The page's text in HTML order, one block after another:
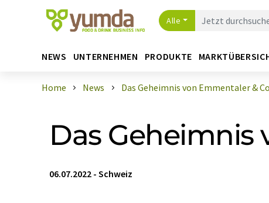
Alle
NEWS UNTERNEHMEN PRODUKTE
Home News Das Geheimnis von Emmentaler &
Das Geheimnis
06.07.2022 - Schweiz